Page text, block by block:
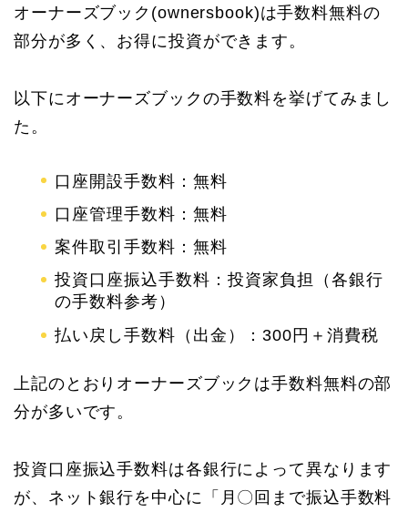
オーナーズブック(ownersbook)は手数料無料の
部分が多く、お得に投資ができます。
以下にオーナーズブックの手数料を挙げてみまし
た。
口座開設手数料：無料
口座管理手数料：無料
案件取引手数料：無料
投資口座振込手数料：投資家負担（各銀行
の手数料参考）
払い戻し手数料（出金）：300円＋消費税
上記のとおりオーナーズブックは手数料無料の部
分が多いです。
投資口座振込手数料は各銀行によって異なります
が、ネット銀行を中心に「月〇回まで振込手数料